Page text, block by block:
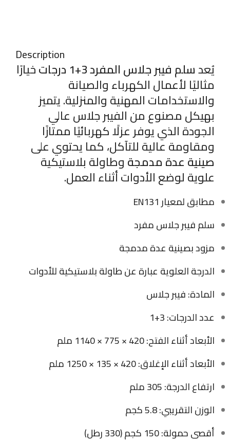
Description
يُعدسلم فيبر جلاس المفرد 3+1 درجات خيارًا
مثاليًا لأعمال الكهرباء والصيانة
والاستخدامات المهنية والمنزلية. يتميز
بهيكل مصنوع من الفيبر جلاس عالي
الجودة الذي يوفر عزلًا كهربائيًا ممتازًا
ومقاومة عالية للتآكل، كما يحتوي على
صينية عدة مدمجةوطاولة بلاستيكية
علوية لوضع الأدوات أثناء العمل.
مطابق لمعيار EN131
سلم فيبر جلاس مفرد
مزود بصينية عدة مدمجة
الدرجة العلوية عبارة عن طاولة بلاستيكية للأدوات
المادة: فيبر جلاس
عدد الدرجات: 3+1
الأبعاد أثناء الفتح: 420 × 775 × 1140 ملم
الأبعاد أثناء الإغلاق: 420 × 135 × 1250 ملم
ارتفاع الدرجة: 305 ملم
الوزن التقريبي: 5.8 كجم
أقصى حمولة: 150 كجم (330 رطل)